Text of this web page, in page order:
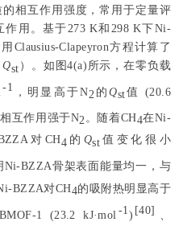
相互作用强度，常用于定量评
用。基于273 K和298 K下Ni-
Clausius-Clapeyron方程计算了
Qst ）。如 图4(a)所示，在零负载
-1 ，明显高于N2 的Qst值 (20.6
互作用强于N2。随着CH4在Ni-
对CH4 的 Qst 值变化很小
Ni-BZZA骨架表面能量均一，与
BZZA对CH4的吸附热明显高于
1 (23.2 kJ·mol -1 ) [40]